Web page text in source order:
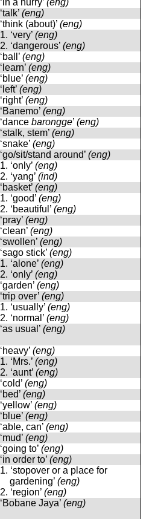
‘in a hurry’ (eng)
‘talk’ (eng)
‘think (about)’ (eng)
1. ‘very’ (eng)
2. ‘dangerous’ (eng)
‘ball’ (eng)
‘learn’ (eng)
‘blue’ (eng)
‘left’ (eng)
‘right’ (eng)
‘Banemo’ (eng)
‘dance barongge’ (eng)
‘stalk, stem’ (eng)
‘snake’ (eng)
‘go/sit/stand around’ (eng)
1. ‘only’ (eng)
2. ‘yang’ (ind)
‘basket’ (eng)
1. ‘good’ (eng)
2. ‘beautiful’ (eng)
‘pray’ (eng)
‘clean’ (eng)
‘swollen’ (eng)
‘sago stick’ (eng)
1. ‘alone’ (eng)
2. ‘only’ (eng)
‘garden’ (eng)
‘trip over’ (eng)
1. ‘usually’ (eng)
2. ‘normal’ (eng)
‘as usual’ (eng)
‘heavy’ (eng)
1. ‘Mrs.’ (eng)
2. ‘aunt’ (eng)
‘cold’ (eng)
‘bed’ (eng)
‘yellow’ (eng)
‘blue’ (eng)
‘able, can’ (eng)
‘mud’ (eng)
‘going to’ (eng)
‘in order to’ (eng)
1. ‘stopover or a place for
gardening’ (eng)
2. ‘region’ (eng)
‘Bobane Jaya’ (eng)